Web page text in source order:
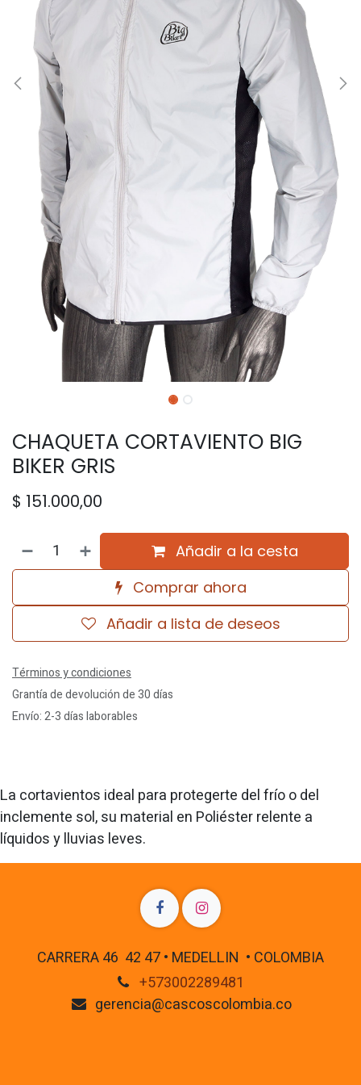
CHAQUETA CORTAVIENTO BIG
BIKER GRIS
$ 151.000,00
Añadir a la cesta
Comprar ahora
Añadir a lista de deseos
Términos y condiciones
Grantía de devolución de 30 días
Envío: 2-3 días laborables
La cortavientos ideal para protegerte del frío o del
inclemente sol, su material en Poliéster relente a
líquidos y lluvias leves.
CARRERA 46 42 47 • MEDELLIN • COLOMBIA
+573002289481
gerencia@cascoscolombia.co